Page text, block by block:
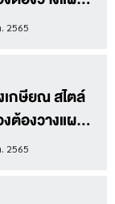
(2/3)
2565
เกษียณ สไตล์
งต้องวางแผน
(1/3)
2565